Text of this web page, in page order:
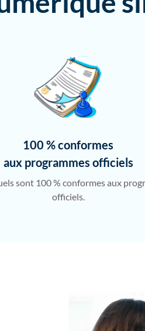
100 % conformes
aux programmes officiels
sont 100 % conformes aux
officiels.